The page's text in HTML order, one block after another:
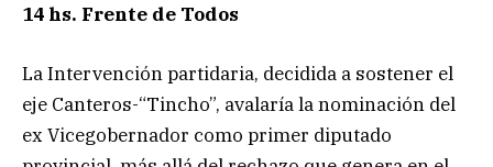
14 hs. Frente de Todos
La Intervención partidaria, decidida a sostener el
eje Canteros-“Tincho”, avalaría la nominación del
ex Vicegobernador como primer diputado